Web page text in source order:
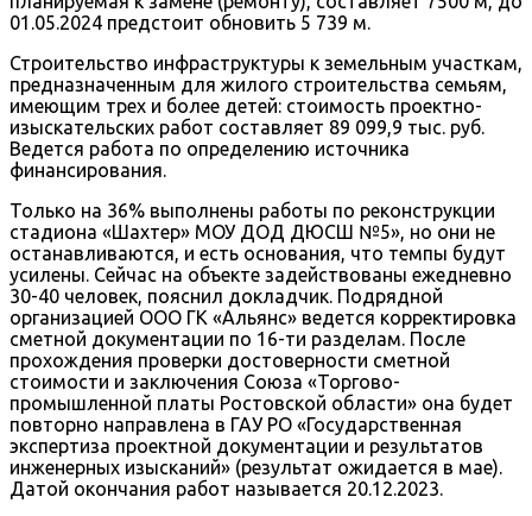
01.05.2024 предстоит обновить 5 739 м.
Строительство инфраструктуры к земельным участкам,
предназначенным для жилого строительства семьям,
имеющим трех и более детей: стоимость проектно-
изыскательских работ составляет 89 099,9 тыс. руб.
Ведется работа по определению источника
финансирования.
Только на 36% выполнены работы по реконструкции
стадиона «Шахтер» МОУ ДОД ДЮСШ №5», но они не
останавливаются, и есть основания, что темпы будут
усилены. Сейчас на объекте задействованы ежедневно
30-40 человек, пояснил докладчик. Подрядной
организацией ООО ГК «Альянс» ведется корректировка
сметной документации по 16-ти разделам. После
прохождения проверки достоверности сметной
стоимости и заключения Союза «Торгово-
промышленной платы Ростовской области» она будет
повторно направлена в ГАУ РО «Государственная
экспертиза проектной документации и результатов
инженерных изысканий» (результат ожидается в мае).
Датой окончания работ называется 20.12.2023.